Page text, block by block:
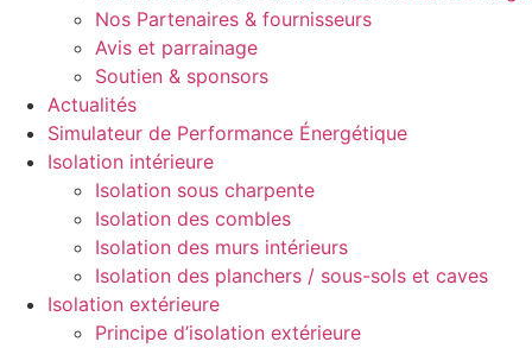
Nos Partenaires & fournisseurs
Avis et parrainage
Soutien & sponsors
Actualités
Simulateur de Performance Énergétique
Isolation intérieure
Isolation sous charpente
Isolation des combles
Isolation des murs intérieurs
Isolation des planchers / sous-sols et caves
Isolation extérieure
Principe d’isolation extérieure